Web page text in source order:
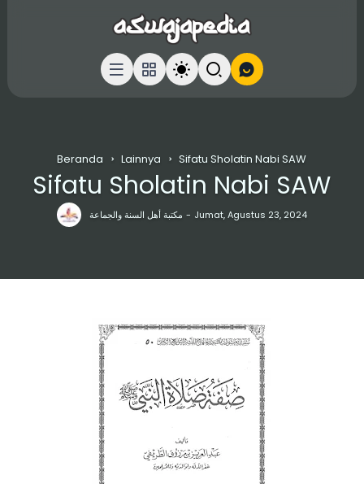
Beranda Lainnya Sifatu Sholatin Nabi SAW
مكتبة أهل السنة والجماعة Jumat, Agustus 23, 2024
Sifatu Sholatin Nabi SAW